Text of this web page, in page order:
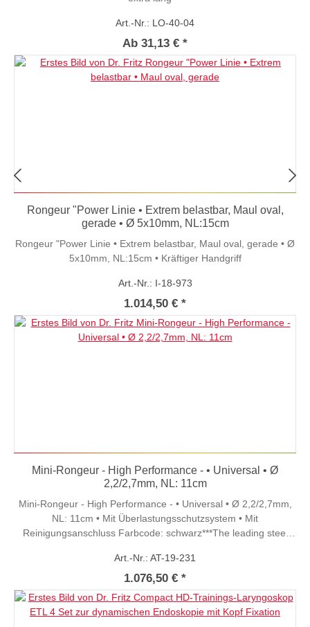
Art.-Nr.: LO-40-04
Ab 31,13 € *
Rongeur "Power Linie • Extrem belastbar, Maul oval,
gerade • Ø 5x10mm, NL:15cm
Rongeur "Power Linie • Extrem belastbar, Maul oval, gerade • Ø
5x10mm, NL:15cm • Kräftiger Handgriff
Art.-Nr.: I-18-973
1.014,50 € *
Mini-Rongeur - High Performance - • Universal • Ø
2,2/2,7mm, NL: 11cm
Mini-Rongeur - High Performance - • Universal • Ø 2,2/2,7mm,
NL: 11cm • Mit Überlastungsschutzsystem • Mit
Reinigungsanschluss Farbcode: schwarz***The leading steel
Art.-Nr.: AT-19-231
1.076,50 € *